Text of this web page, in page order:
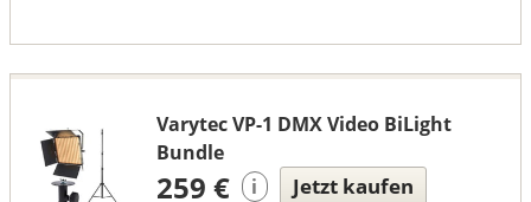
Varytec VP-1 DMX Video BiLight
Bundle
259 € i Jetzt kaufen